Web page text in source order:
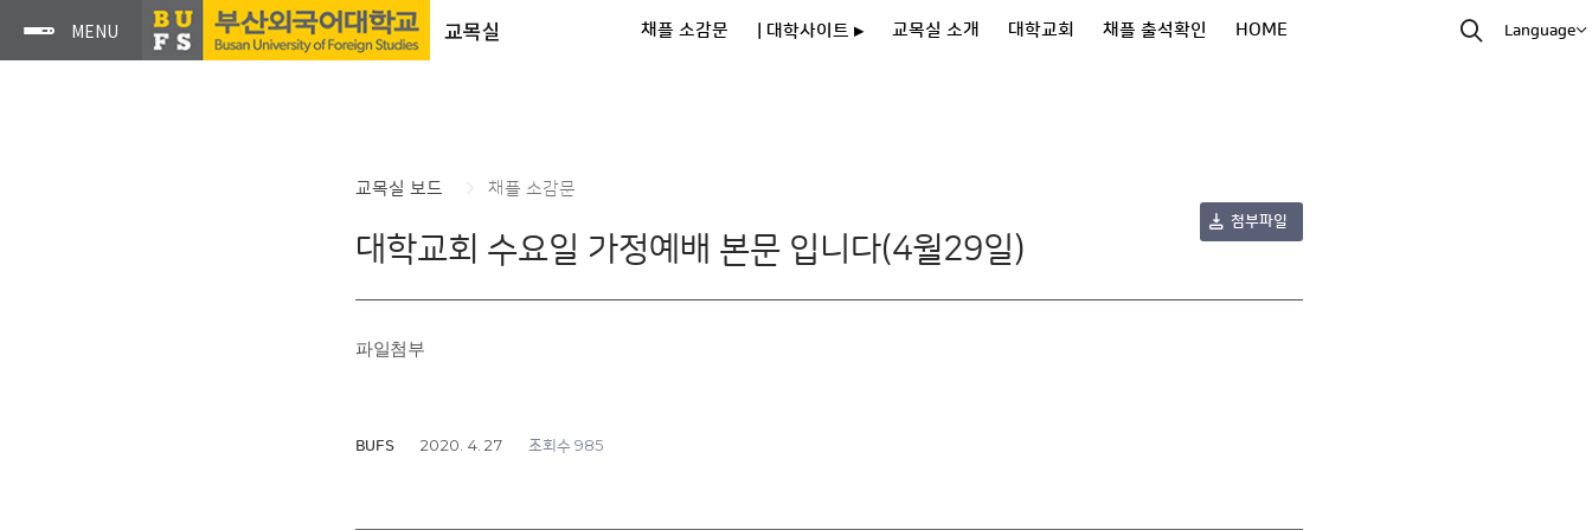
교목실 채플 소감문 | 대학사이트 ▸ 교목실 소개 대학교회 채플 출석확인 HOME Language
교목실 보드 채플 소감문
대학교회 수요일 가정예배 본문 입니다(4월29일)
첨부파일
파일첨부
BUFS 2020. 4. 27 조회수 985